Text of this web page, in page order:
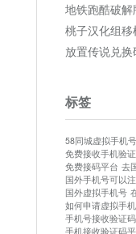
地铁跑酷破
桃子汉化组移
放置传说兑换
标签
58同城虚拟手机号
免费接收手机验
免费接码平台 去
国外手机号可以
国外虚拟手机号
如何申请虚拟手
手机号接收验证码
手机接收验证码